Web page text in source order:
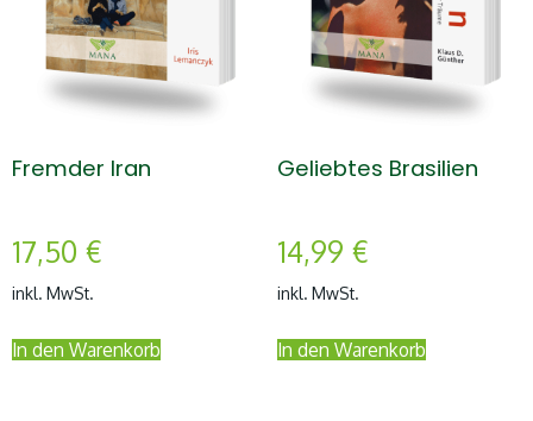
Fremder Iran
17,50 €
inkl. MwSt.
In den Warenkorb
Geliebtes Brasilien
14,99 €
inkl. MwSt.
In den Warenkorb